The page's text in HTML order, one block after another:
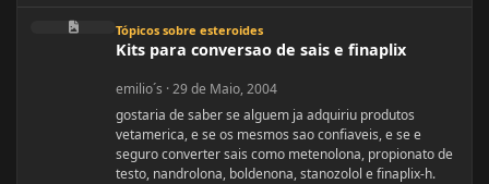
Kits para conversao de sais e finaplix
Tópicos sobre esteroides
Kits para conversao de sais e finaplix
emilio´s ·29 de Maio, 2004
gostaria de saber se alguem ja adquiriu produtos
vetamerica, e se os mesmos sao confiaveis, e se e
seguro converter sais como metenolona, propionato de
testo, nandrolona, boldenona, stanozolol e finaplix-h.